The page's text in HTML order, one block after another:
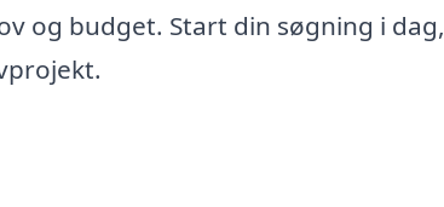
og budget. Start din søgning i dag,